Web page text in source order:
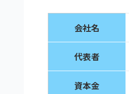
会社名
代表者
資本金